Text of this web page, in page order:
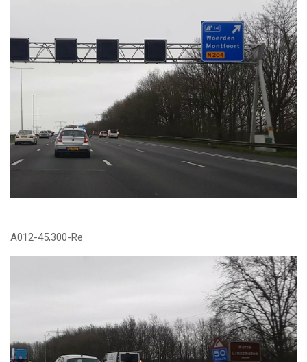
A012-45,300-Re